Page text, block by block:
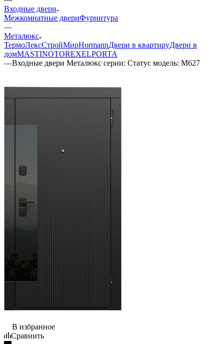
Входные двери
Межкомнатные двериФурнитура
—
Металюкс
ТермоЛексСтройМирHormannДвери в квартируДвери в
домMASTINOTOREXELPORTA
—Входные двери Металюкс серии: Статус модель: М627
В избранное
Сравнить